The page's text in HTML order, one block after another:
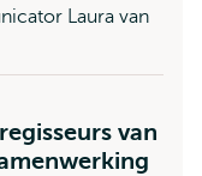
Laura van
van